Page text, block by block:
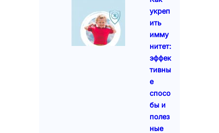
укреп
ить
имму
нитет:
эффек
тивны
е
спосо
бы и
полез
ные